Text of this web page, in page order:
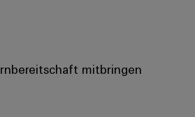
mitbringen